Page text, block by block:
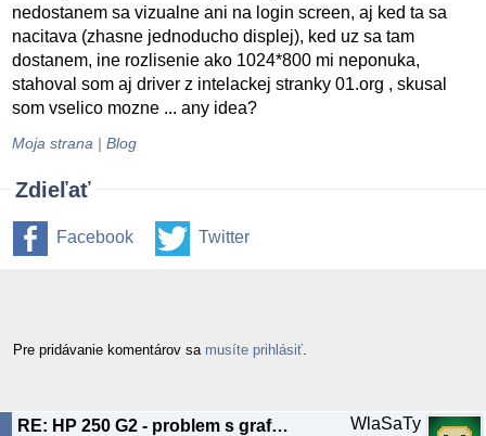
nedostanem sa vizualne ani na login screen, aj ked ta sa
nacitava (zhasne jednoducho displej), ked uz sa tam
dostanem, ine rozlisenie ako 1024*800 mi neponuka,
stahoval som aj driver z intelackej stranky 01.org , skusal
som vselico mozne ... any idea?
Moja strana |Blog
Zdieľať
Facebook Twitter
Pre pridávanie komentárov sa musíte prihlásiť
RE: HP 250 G2 - problem s grafikou WlaSaTy